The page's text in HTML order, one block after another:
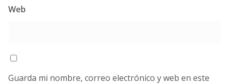
Web
Guarda mi nombre, correo electrónico y web en este